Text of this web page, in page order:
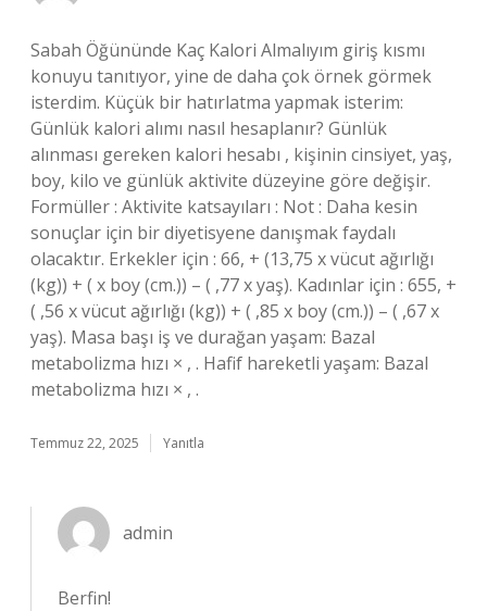
Sabah Öğününde Kaç Kalori Almalıyım giriş kısmı
konuyu tanıtıyor, yine de daha çok örnek görmek
isterdim. Küçük bir hatırlatma yapmak isterim:
Günlük kalori alımı nasıl hesaplanır? Günlük
alınması gereken kalori hesabı , kişinin cinsiyet, yaş,
boy, kilo ve günlük aktivite düzeyine göre değişir.
Formüller : Aktivite katsayıları : Not : Daha kesin
sonuçlar için bir diyetisyene danışmak faydalı
olacaktır. Erkekler için : 66, + (13,75 x vücut ağırlığı
(kg)) + ( x boy (cm.)) – ( ,77 x yaş). Kadınlar için : 655, +
( ,56 x vücut ağırlığı (kg)) + ( ,85 x boy (cm.)) – ( ,67 x
yaş). Masa başı iş ve durağan yaşam: Bazal
metabolizma hızı × , . Hafif hareketli yaşam: Bazal
metabolizma hızı × , .
Temmuz 22, 2025 Yanıtla
admin
Berfin!